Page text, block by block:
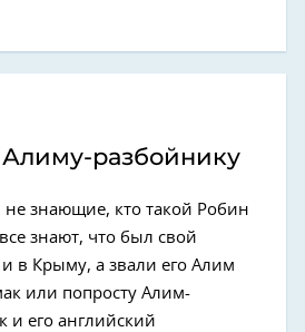
разбойнику
не знающие, кто такой Робин
знают, что был свой
в Крыму, а звали его Алим
или попросту Алим-
и его английский